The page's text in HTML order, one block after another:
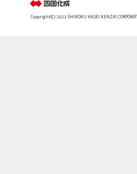
Copyright(C) 2023 SHIKOKU KASEI KENZAI